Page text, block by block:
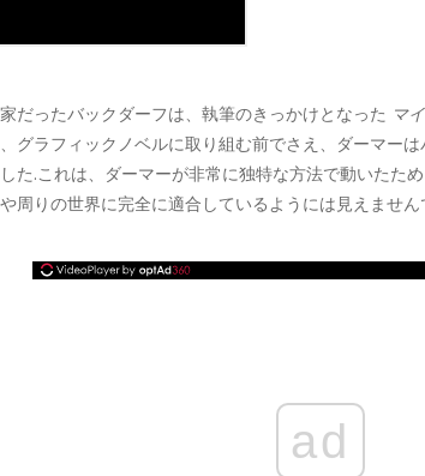
だったバックダーフは、執筆のきっかけとなった マ
グラフィックノベルに取り組む前でさえ、ダーマー
た.これは、ダーマーが非常に独特な方法で動いたた
や周りの世界に完全に適合しているようには見えませ
ad